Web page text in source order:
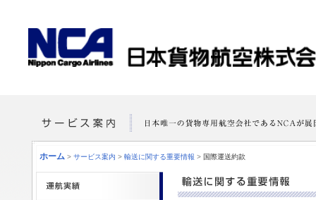
ホーム > サービス案内 > 輸送に関する重要情報 > 国際運送約款